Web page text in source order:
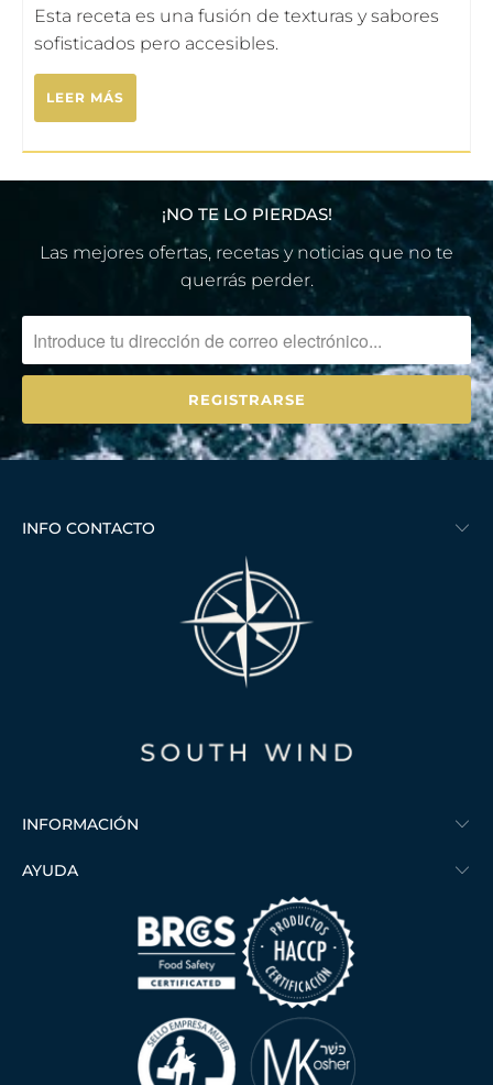
Esta receta es una fusión de texturas y sabores
sofisticados pero accesibles.
LEER MÁS
¡NO TE LO PIERDAS!
Las mejores ofertas, recetas y noticias que no te
querrás perder.
INFO CONTACTO
INFORMACIÓN
AYUDA